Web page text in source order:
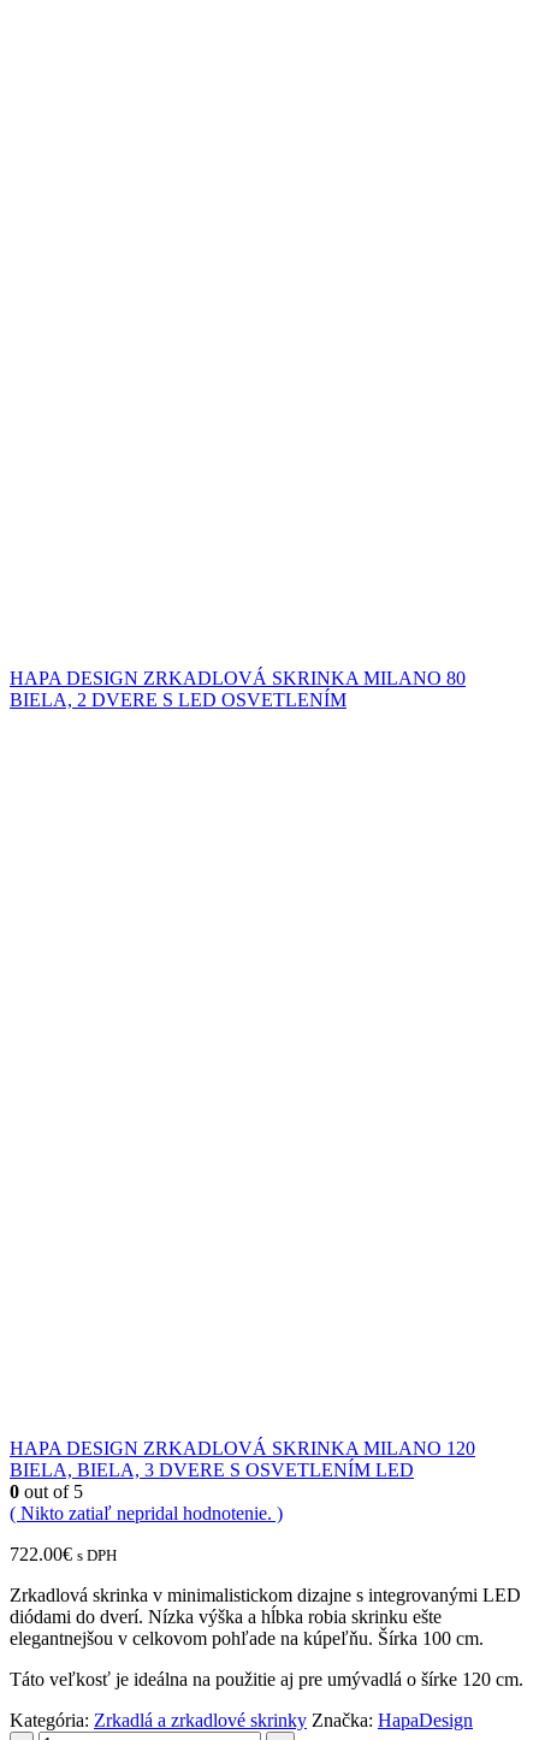
HAPA DESIGN ZRKADLOVÁ SKRINKA MILANO 80
BIELA, 2 DVERE S LED OSVETLENÍM
HAPA DESIGN ZRKADLOVÁ SKRINKA MILANO 120
BIELA, BIELA, 3 DVERE S OSVETLENÍM LED
0 out of 5
( Nikto zatiaľ nepridal hodnotenie. )
722.00€ s DPH
Zrkadlová skrinka v minimalistickom dizajne s integrovanými LED
diódami do dverí. Nízka výška a hĺbka robia skrinku ešte
elegantnejšou v celkovom pohľade na kúpeľňu. Šírka 100 cm.
Táto veľkosť je ideálna na použitie aj pre umývadlá o šírke 120 cm.
Kategória: Zrkadlá a zrkadlové skrinky Značka: HapaDesign